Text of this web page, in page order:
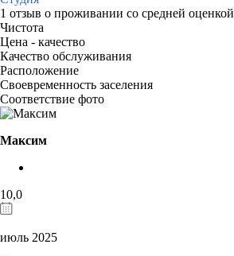
1 отзыв о проживании со средней оценкой
Чистота
Цена - качество
Качество обслуживания
Расположение
Своевременность заселения
Соответствие фото
Максим
10,0
июль 2025